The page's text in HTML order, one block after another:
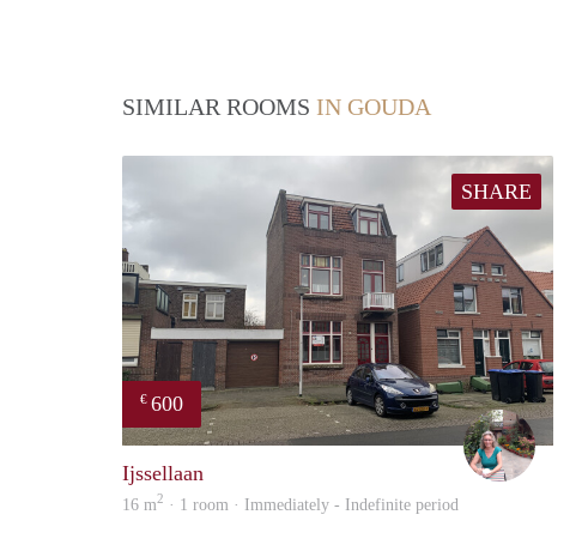
SIMILAR ROOMS IN GOUDA
SHARE
€ 600
Jolanda
Ijssellaan
16 m2 · 1 room · Immediately - Indefinite period